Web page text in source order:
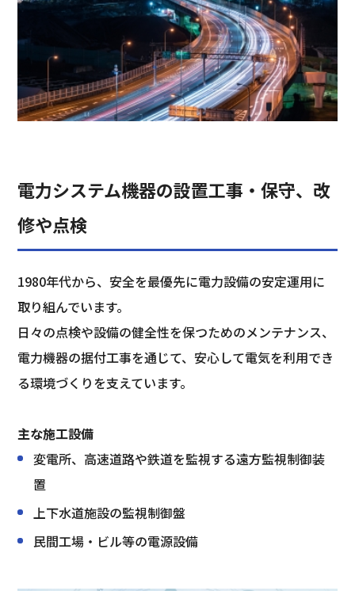
電力システム機器の設置工事・保守、改
修や点検
1980年代から、安全を最優先に電力設備の安定運用に
取り組んでいます。
日々の点検や設備の健全性を保つためのメンテナンス、
電力機器の据付工事を通じて、安心して電気を利用でき
る環境づくりを支えています。
主な施工設備
変電所、高速道路や鉄道を監視する遠方監視制御装
置
上下水道施設の監視制御盤
民間工場・ビル等の電源設備